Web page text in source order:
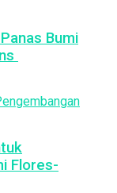
Bumi
Flores-